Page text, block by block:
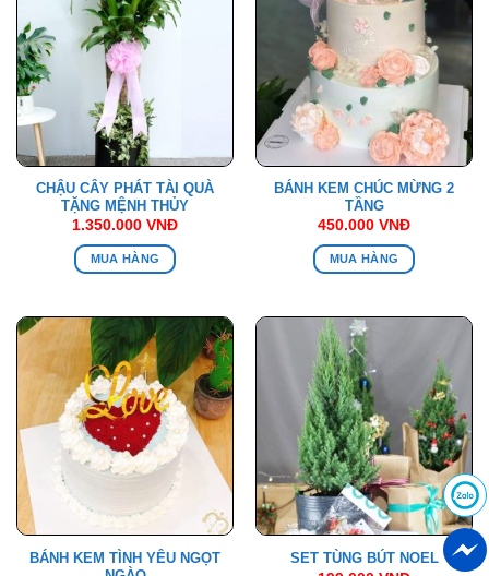
CHẬU CÂY PHÁT TÀI QUÀ
TẶNG MỆNH THỦY
1.350.000 VNĐ
MUA HÀNG
BÁNH KEM CHÚC MỪNG 2
TẦNG
450.000 VNĐ
MUA HÀNG
BÁNH KEM TÌNH YÊU NGỌT
SET TÙNG BÚT NOEL